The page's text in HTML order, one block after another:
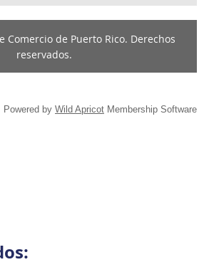
Comercio de Puerto Rico. Derechos
reservados.
Powered by Wild Apricot Membership Software